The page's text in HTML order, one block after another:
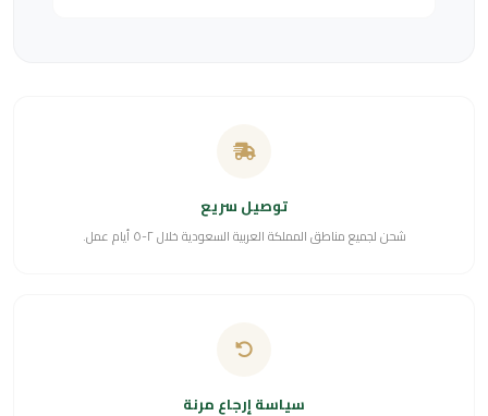
توصيل سريع
شحن لجميع مناطق المملكة العربية السعودية خلال ٢-٥ أيام عمل.
سياسة إرجاع مرنة